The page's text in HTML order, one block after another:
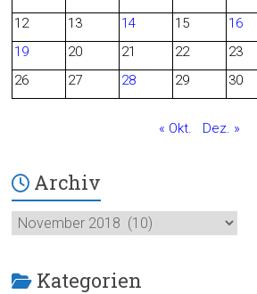
o
12
13 14 15 16
19
20 21 22 23
26
27 28 29 30
« Okt. Dez. »
Archiv
Archiv
Kategorien